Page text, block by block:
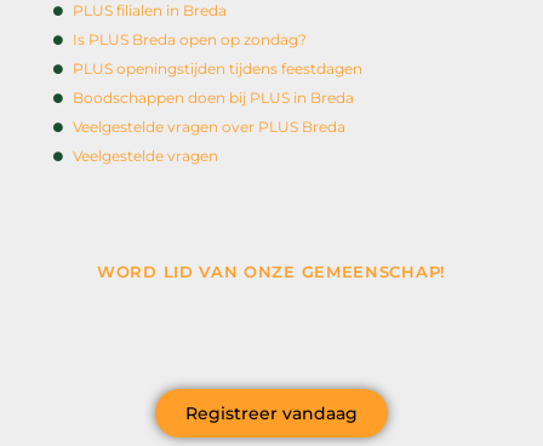
PLUS filialen in Breda
Is PLUS Breda open op zondag?
PLUS openingstijden tijdens feestdagen
Boodschappen doen bij PLUS in Breda
Veelgestelde vragen over PLUS Breda
Veelgestelde vragen
WORD LID VAN ONZE GEMEENSCHAP!
Registreer vandaag